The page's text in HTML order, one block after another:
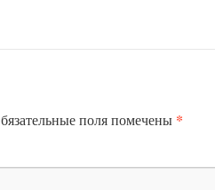
поля помечены *